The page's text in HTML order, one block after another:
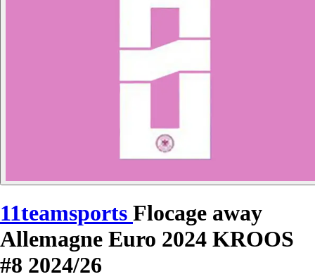
11teamsports Flocage away
Allemagne Euro 2024 KROOS
#8 2024/26